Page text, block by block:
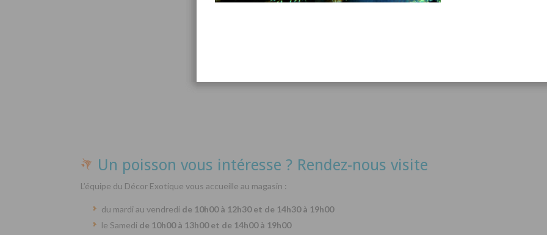
Un poisson vous intéresse ? Rendez-nous visite
L’équipe du Décor Exotique vous accueille au magasin :
du mardi au vendredi de 10h00 à 12h30 et de 14h30 à 19h00
le Samedi de 10h00 à 13h00 et de 14h00 à 19h00